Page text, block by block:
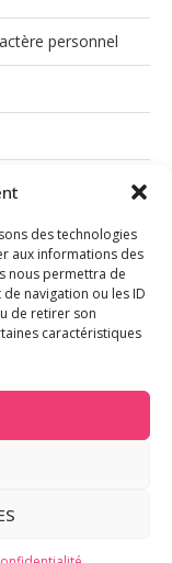
des technologies
aux informations des
nous permettra de
navigation ou les ID
de retirer son
caractéristiques
personnel